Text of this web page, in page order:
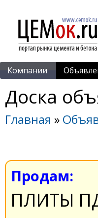
Компании
Доска
Главная »
Продам:
ПЛИТЫ